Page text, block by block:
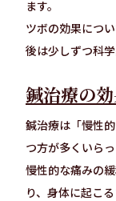
ます。
ツボの効果につ
後は少しずつ科
鍼治療の
鍼治療は「慢性
つ方が多くいらっ
慢性的な痛みの
り、身体に起こ